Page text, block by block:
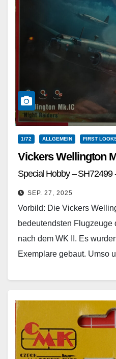
1/72 ALLGEMEIN FIRST
Vickers Wellington
Special Hobby – SH72499
SEP. 27, 2025
Vorbild: Die Vickers
bedeutendsten Flugzeuge
nach dem WK II. Es
Exemplare gebaut. Umso